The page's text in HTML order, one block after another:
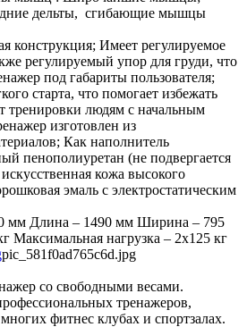
дельты, сгибающие мышцы
конструкция; Имеет регулируемое
регулируемый упор для груди, что
под габариты пользователя;
старта, что помогает избежать
тренировки людям с начальным
изготовлен из
Как наполнитель
пенополиуретан (не подвергается
кожа высокого
эмаль с электростатическим
мм Длина – 1490 мм Ширина – 795
Максимальная нагрузка – 2х125 кг
pic_581f0ad765c6d.jpg
со свободными весами.
тренажеров,
фитнес клубах и спортзалах.